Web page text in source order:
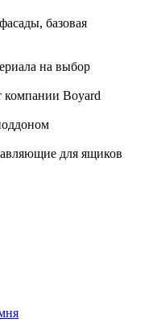
базовая
на выбор
компании Boyard
для ящиков